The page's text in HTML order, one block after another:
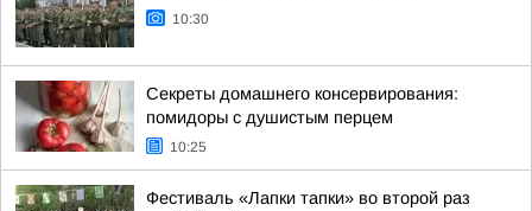
10:30
Секреты домашнего консервирования:
помидоры с душистым перцем
10:25
Фестиваль «Лапки тапки» во второй раз